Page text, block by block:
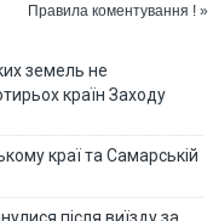
Правила коментування ! »
земель не
країн Заходу
краї та Самарській